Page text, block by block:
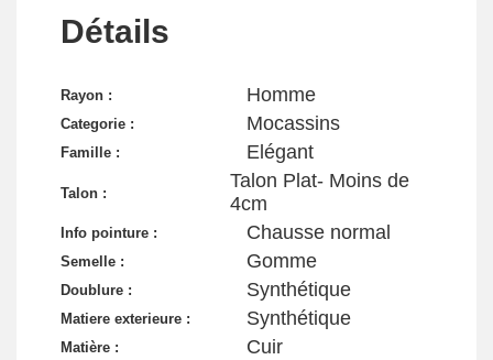
Détails
Rayon : Homme
Categorie : Mocassins
Famille : Elégant
Talon :
Talon Plat- Moins de
4cm
Info pointure : Chausse normal
Semelle : Gomme
Doublure : Synthétique
Matiere exterieure : Synthétique
Matière : Cuir